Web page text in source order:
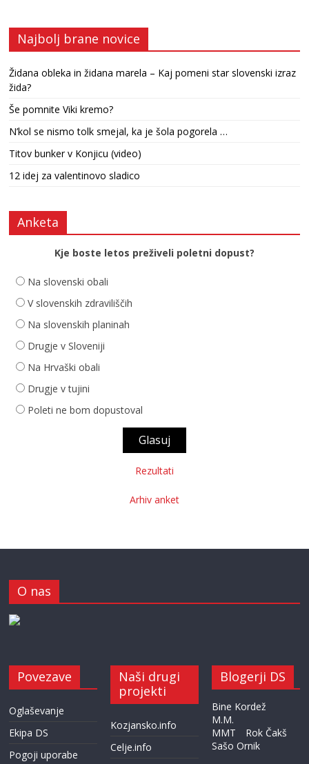
Najbolj brane novice
Židana obleka in židana marela – Kaj pomeni star slovenski izraz
žida?
Še pomnite Viki kremo?
N’kol se nismo tolk smejal, ka je šola pogorela …
Titov bunker v Konjicu (video)
12 idej za valentinovo sladico
Anketa
Kje boste letos preživeli poletni dopust?
Na slovenski obali
V slovenskih zdraviliščih
Na slovenskih planinah
Drugje v Sloveniji
Na Hrvaški obali
Drugje v tujini
Poleti ne bom dopustoval
Rezultati
Arhiv anket
O nas
Povezave
Oglaševanje
Ekipa DS
Pogoji uporabe
Naši drugi
projekti
Kozjansko.info
Celje.info
Blogerji DS
Bine Kordež
M.M.
MMT
Rok Čakš
Sašo Ornik